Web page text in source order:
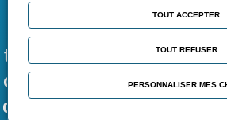
L'avantage, c'est
totalité des formations
on acquiert des
domaines principaux de
TOUT ACCEPTER
TOUT REFUSER
PERSONNALISER MES